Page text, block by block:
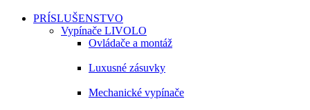
PRÍSLUŠENSTVO
Vypínače LIVOLO
Ovládače a montáž
Luxusné zásuvky
Mechanické vypínače